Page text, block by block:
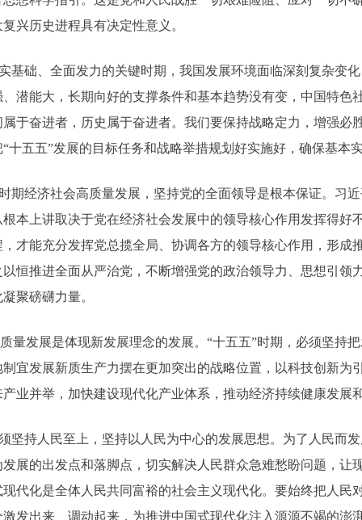
兴历史进程具有决定性意义。
基础、全面发力的关键时期，我国发展环境面临深刻复杂变
潜能大，长期向好的支撑条件和基本趋势没有变，中国特色
于奋进者，历史属于奋进者。我们要保持战略定力，增强必
十五五”发展的目标任务和战略举措规划好实施好，确保基本
期经济社会高质量发展，坚持党的全面领导是根本保证。习
本上讲取决于党在经济社会发展中的领导核心作用发挥得好
才能充分发挥党总揽全局、协调各方的领导核心作用，形成
恒推进全面从严治党，不断增强党的政治领导力、思想引领
聚磅礴力量。
量发展是体现新发展理念的发展。“十五五”时期，必须坚持
宜发展新质生产力摆在更加突出的战略位置，以科技创新为
业并举，加快建设现代化产业体系，推动经济持续健康发展
坚持人民至上，坚持以人民为中心的发展思想。为了人民而
展的出发点和落脚点，切实解决人民群众急难愁盼问题，让
代化是全体人民共同富裕的社会主义现代化。要始终把人民
发出来、调动起来，为推进中国式现代化注入源源不竭的澎